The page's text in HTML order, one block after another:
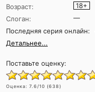
Возраст:
18+
Слоган:
—
Последняя серия онлайн:
Детальнее...
Поставьте оценку:
Оценка: 7.6/10 (638)